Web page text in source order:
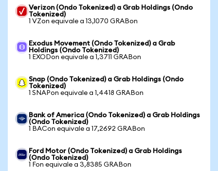
Verizon (Ondo Tokenized) a Grab Holdings (Ondo
Tokenized)
1 VZon equivale a 13,1070 GRABon
Exodus Movement (Ondo Tokenized) a Grab
Holdings (Ondo Tokenized)
1 EXODon equivale a 1,3711 GRABon
Snap (Ondo Tokenized) a Grab Holdings (Ondo
Tokenized)
1 SNAPon equivale a 1,4418 GRABon
Bank of America (Ondo Tokenized) a Grab Holdings
(Ondo Tokenized)
1 BACon equivale a 17,2692 GRABon
Ford Motor (Ondo Tokenized) a Grab Holdings
(Ondo Tokenized)
1 Fon equivale a 3,8385 GRABon